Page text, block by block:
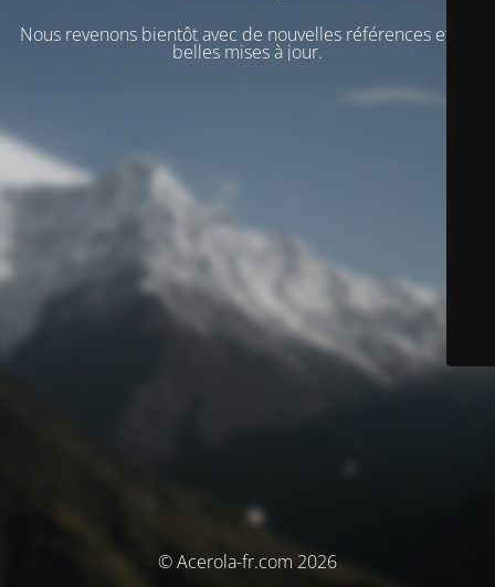
Nous revenons bientôt avec de nouvelles références et de
belles mises à jour.
© Acerola-fr.com 2026